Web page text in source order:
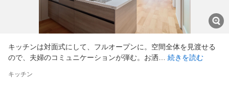
キッチンは対面式にして、フルオープンに。空間全体を見渡せる
ので、夫婦のコミュニケーションが弾む。お洒… 続きを読む
キッチン